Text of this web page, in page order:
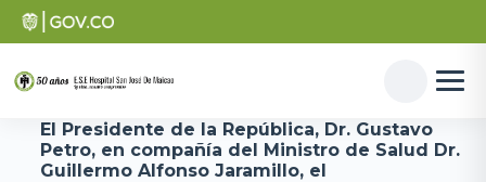
El Presidente de la República, Dr. Gustavo
Petro, en compañía del Ministro de Salud Dr.
Guillermo Alfonso Jaramillo, el